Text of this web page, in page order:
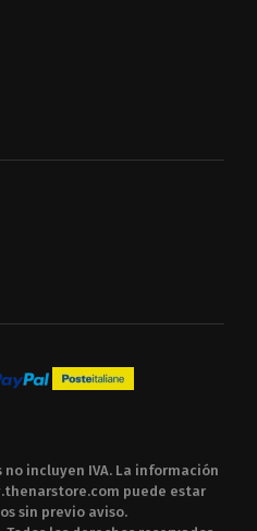
incluyen IVA. La información
puede estar
sin previo aviso.